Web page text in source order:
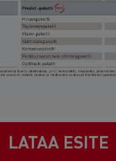
LATAA ESITE